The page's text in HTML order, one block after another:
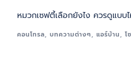
หมวกเซฟตี้เลือกยังไง ควรดูแบ
คอนโทรล, บทความต่างๆ, แอร์บ้าน, โ